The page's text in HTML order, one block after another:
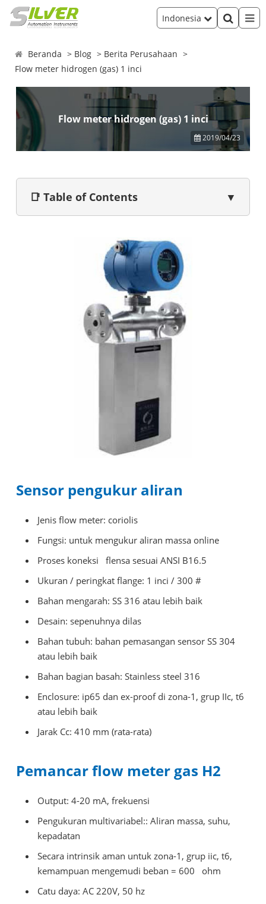
Indonesia
Beranda Blog
Berita Perusahaan
Flow meter hidrogen (gas) 1 inci
Flow meter hidrogen (gas) 1 inci
2019/04/23
📑 Table of Contents ▼
Sensor pengukur aliran
Jenis flow meter: coriolis
Fungsi: untuk mengukur aliran massa online
Proses koneksi
flensa sesuai ANSI B16.5
Ukuran / peringkat flange: 1 inci / 300 #
Bahan mengarah: SS 316 atau lebih baik
Desain: sepenuhnya dilas
Bahan tubuh: bahan pemasangan sensor SS 304
atau lebih baik
Bahan bagian basah: Stainless steel 316
Enclosure: ip65 dan ex-proof di zona-1, grup IIc, t6
atau lebih baik
Jarak Cc: 410 mm (rata-rata)
Pemancar flow meter gas H2
Output: 4-20 mA, frekuensi
Pengukuran multivariabel:: Aliran massa, suhu,
kepadatan
Secara intrinsik aman untuk zona-1, grup iic, t6,
kemampuan mengemudi beban = 600
ohm
Catu daya: AC 220V, 50 hz